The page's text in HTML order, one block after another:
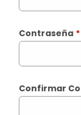
Contraseña *
Confirmar